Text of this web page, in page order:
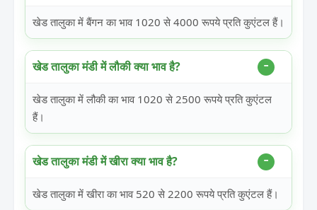
खेड तालुका में बैंगन का भाव 1020 से 4000 रूपये प्रति कुएंटल हैं।
खेड तालुका मंडी में लौकी क्या भाव है?
खेड तालुका में लौकी का भाव 1020 से 2500 रूपये प्रति कुएंटल
हैं।
खेड तालुका मंडी में खीरा क्या भाव है?
खेड तालुका में खीरा का भाव 520 से 2200 रूपये प्रति कुएंटल हैं।